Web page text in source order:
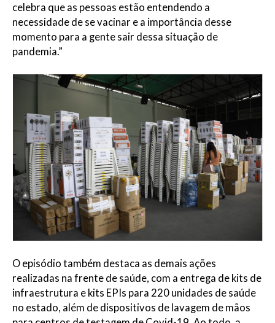
celebra que as pessoas estão entendendo a
necessidade de se vacinar e a importância desse
momento para a gente sair dessa situação de
pandemia.”
O episódio também destaca as demais ações
realizadas na frente de saúde, com a entrega de kits de
infraestrutura e kits EPIs para 220 unidades de saúde
no estado, além de dispositivos de lavagem de mãos